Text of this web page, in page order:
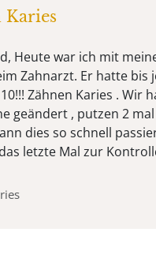
Heute war ich mit
Zahnarzt. Er hatte bis
Zähnen Karies . Wir
geändert , putzen 2
dies so schnell
letzte Mal zur